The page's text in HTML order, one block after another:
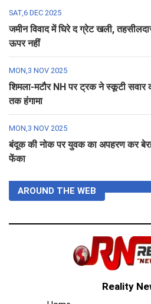
SAT,6 DEC 2025
जमीन विवाद में घिरे द ग्रेट खली,
ऊपर नहीं
MON,3 NOV 2025
शिमला-मटौर NH पर ट्रक ने स्कूटी सवार
तक हंगामा
MON,3 NOV 2025
बंदूक की नोक पर युवक का अपहरण कर
फेंका
AROUND THE WEB
Reality